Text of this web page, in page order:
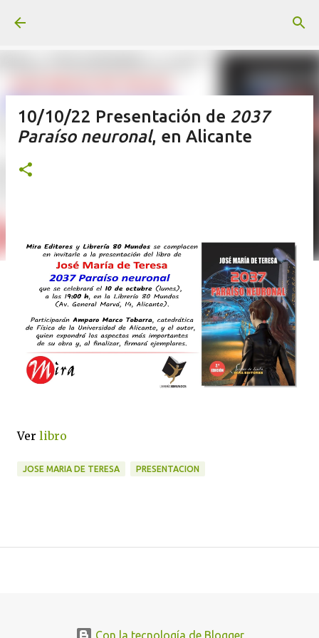
10/10/22 Presentación de 2037
Paraíso neuronal, en Alicante
Ver libro
JOSE MARIA DE TERESA PRESENTACION
Con la tecnología de Blogger